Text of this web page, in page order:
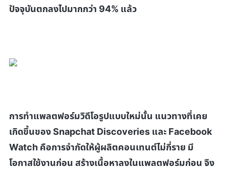
ปัจจุบันตกลงไปมากกว่า 94% แล้ว
การทำแพลตฟอร์มวิดีโอรูปแบบใหม่นั้น แนวทางที่เคย
เกิดขึ้นของSnapchat Discoveries และ Facebook
Watch คือการจำกัดให้ผู้ผลิตคอนเทนต์ไม่กี่ราย มี
โอกาสใช้งานก่อน สร้างเนื้อหาลงในแพลตฟอร์มก่อน จึง